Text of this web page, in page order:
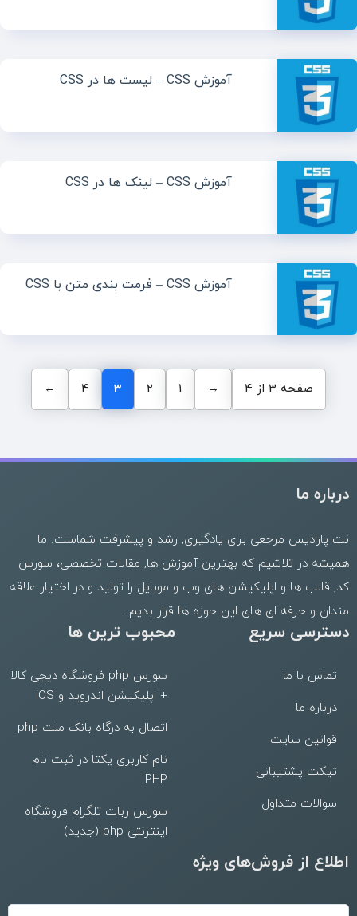
آموزش CSS – لیست ها در CSS
آموزش CSS – لینک ها در CSS
آموزش CSS – فرمت بندی متن با CSS
صفحه 3 از 4 →
1
2
3
4
←
درباره ما
نت پارادیس مرجعی برای یادگیری, رشد و پیشرفت شماست. ما
همیشه در تلاشیم که بهترینآموزش ها, مقالات تخصصی، سورس
کد, قالب ها و اپلیکیشن های وب و موبایل را تولید و در اختیار علاقه
مندان و حرفه ای های این حوزه ها قرار بدیم.
دسترسی سریع
تماس با ما
درباره ما
قوانین سایت
تیکت پشتیبانی
سوالات متداول
محبوب ترین ها
سورس php فروشگاه دیجی کالا
+ اپلیکیشن اندروید و iOS
اتصال به درگاه بانک ملت php
نام کاربری یکتا در ثبت نام
PHP
سورس ربات تلگرام فروشگاه
اینترنتی php (جدید)
اطلاع از فروش‌های ویژه